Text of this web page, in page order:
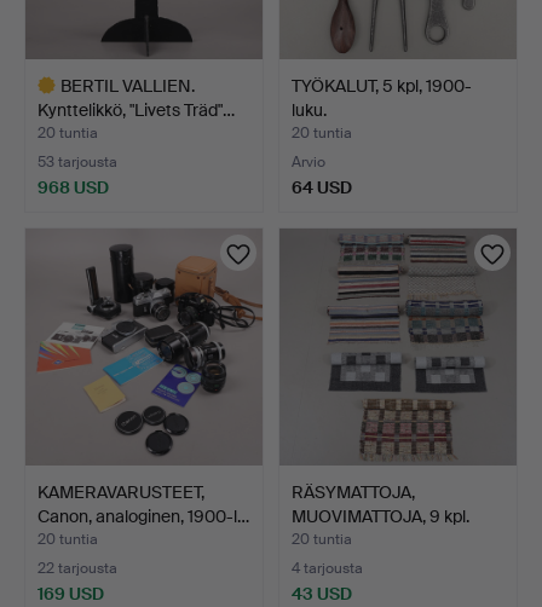
BERTIL VALLIEN.
Kynttelikkö, "Livets Träd"…
20 tuntia
53 tarjousta
968 USD
TYÖKALUT, 5 kpl, 1900-
luku.
20 tuntia
Arvio
64 USD
KAMERAVARUSTEET,
Canon, analoginen, 1900-l…
20 tuntia
22 tarjousta
169 USD
RÄSYMATTOJA,
MUOVIMATTOJA, 9 kpl.
20 tuntia
4 tarjousta
43 USD